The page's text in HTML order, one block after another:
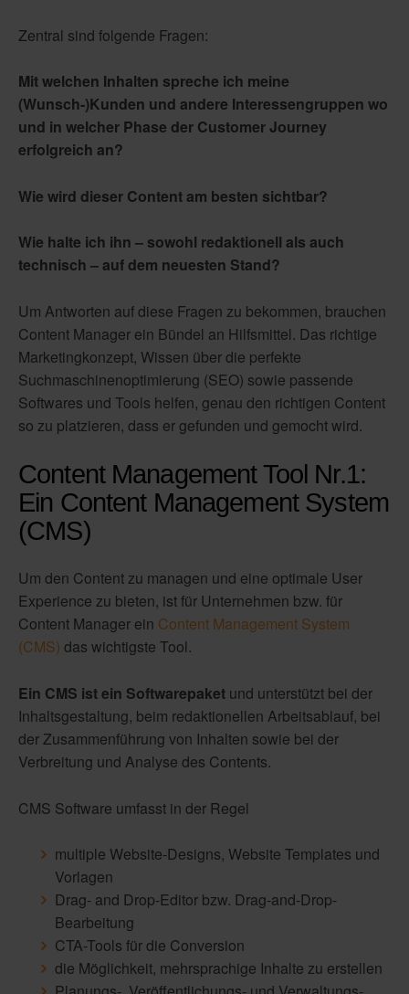
Zentral sind folgende Fragen:
Mit welchen Inhalten spreche ich meine
(Wunsch-)Kunden und andere Interessengruppen wo
und in welcher Phase der Customer Journey
erfolgreich an?
Wie wird dieser Content am besten sichtbar?
Wie halte ich ihn – sowohl redaktionell als auch
technisch – auf dem neuesten Stand?
Um Antworten auf diese Fragen zu bekommen, brauchen
Content Manager ein Bündel an Hilfsmittel. Das richtige
Marketingkonzept, Wissen über die perfekte
Suchmaschinenoptimierung (SEO) sowie passende
Softwares und Tools helfen, genau den richtigen Content
so zu platzieren, dass er gefunden und gemocht wird.
Content Management Tool Nr.1:
Ein Content Management System
(CMS)
Um den Content zu managen und eine optimale User
Experience zu bieten, ist für Unternehmen bzw. für
Content Manager ein Content Management System
(CMS) das wichtigste Tool.
Ein CMS ist ein Softwarepaket und unterstützt bei der
Inhaltsgestaltung, beim redaktionellen Arbeitsablauf, bei
der Zusammenführung von Inhalten sowie bei der
Verbreitung und Analyse des Contents.
CMS Software umfasst in der Regel
multiple Website-Designs, Website Templates und
Vorlagen
Drag- and Drop-Editor bzw. Drag-and-Drop-
Bearbeitung
CTA-Tools für die Conversion
die Möglichkeit, mehrsprachige Inhalte zu erstellen